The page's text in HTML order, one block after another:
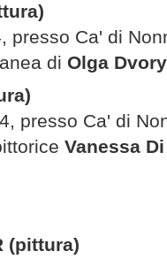
presso Ca' di
di Olga
presso Ca' di
Vanessa
(pittura)